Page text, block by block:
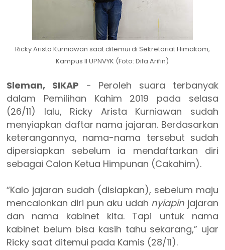
Ricky Arista Kurniawan saat ditemui di Sekretariat Himakom,
Kampus II UPNVYK (Foto: Difa Arifin)
Sleman, SIKAP - Peroleh suara terbanyak
dalam Pemilihan Kahim 2019 pada selasa
(26/11) lalu, Ricky Arista Kurniawan sudah
menyiapkan daftar nama jajaran. Berdasarkan
keterangannya, nama-nama tersebut sudah
dipersiapkan sebelum ia mendaftarkan diri
sebagai Calon Ketua Himpunan (Cakahim).
“Kalo jajaran sudah (disiapkan), sebelum maju
mencalonkan diri pun aku udah nyiapin jajaran
dan nama kabinet kita. Tapi untuk nama
kabinet belum bisa kasih tahu sekarang,” ujar
Ricky saat ditemui pada Kamis (28/11).